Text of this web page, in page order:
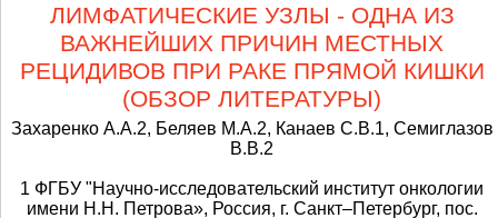
ЛИМФАТИЧЕСКИЕ УЗЛЫ - ОДНА ИЗ
ВАЖНЕЙШИХ ПРИЧИН МЕСТНЫХ
РЕЦИДИВОВ ПРИ РАКЕ ПРЯМОЙ КИШКИ
(ОБЗОР ЛИТЕРАТУРЫ)
Захаренко А.А.2, Беляев М.А.2, Канаев С.В.1, Семиглазов
В.В.2
1 ФГБУ "Научно-исследовательский институт онкологии
имени Н.Н. Петрова», Россия, г. Санкт–Петербург, пос.